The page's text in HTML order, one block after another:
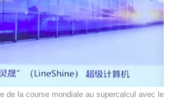
de la course mondiale au supercalcul avec le